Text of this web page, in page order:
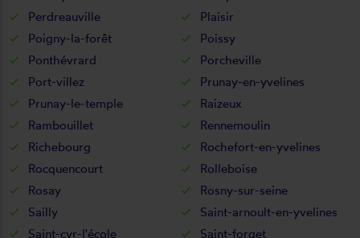
Perdreauville
Plaisir
Poigny-la-forêt
Poissy
Ponthévrard
Porcheville
Port-villez
Prunay-en-yvelines
Prunay-le-temple
Raizeux
Rambouillet
Rennemoulin
Richebourg
Rochefort-en-yvelines
Rocquencourt
Rolleboise
Rosay
Rosny-sur-seine
Sailly
Saint-arnoult-en-yvelines
Saint-cyr-l'école
Saint-forget